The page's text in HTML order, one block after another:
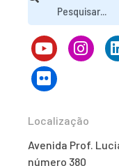
Localização
Avenida Prof.
número 380